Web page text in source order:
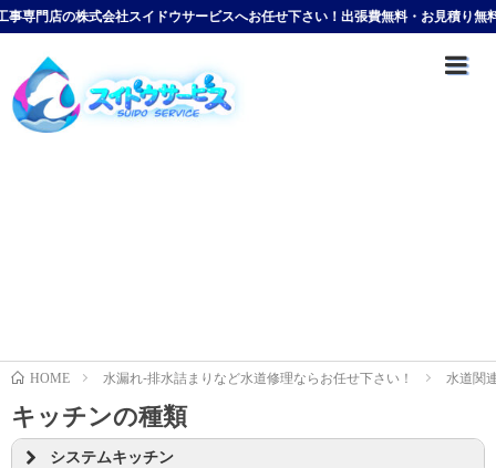
社スイドウサービスへお任せ下さい！出張費無料・お見積り無料
HOME 水漏れ-排水詰まりなど水道修理ならお任せ下さい！ 水道関
キッチンの種類
システムキッチン